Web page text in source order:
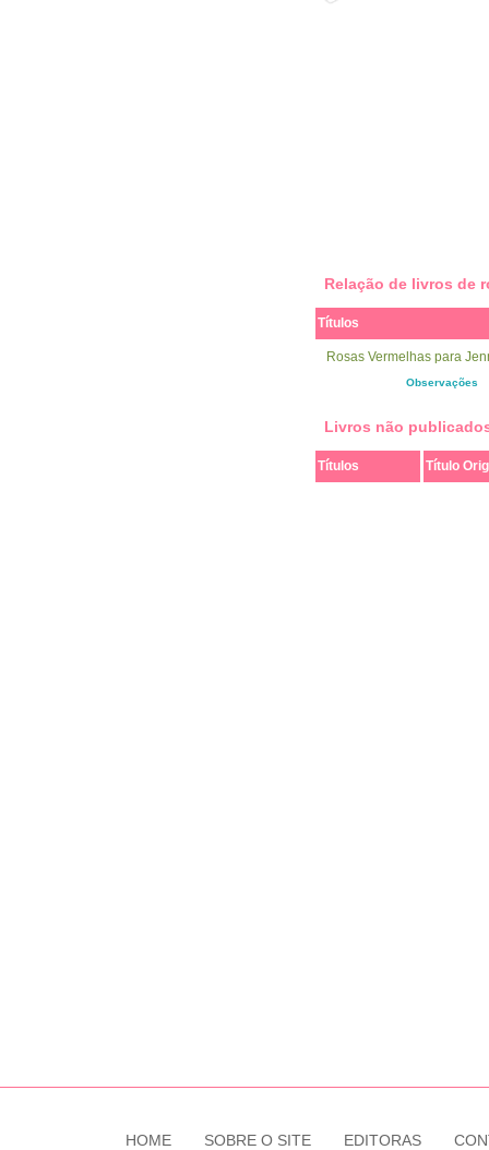
Relação de livros de
Títulos
Observações
Rosas Vermelhas para
Livros não
Títulos Título
HOME SOBRE O SITE EDITORAS